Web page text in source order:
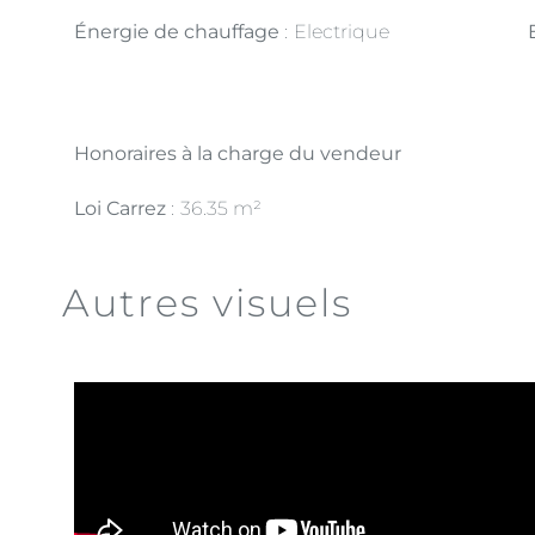
Énergie de chauffage Electrique
Honoraires à la charge du vendeur
Loi Carrez 36.35 m²
Autres visuels